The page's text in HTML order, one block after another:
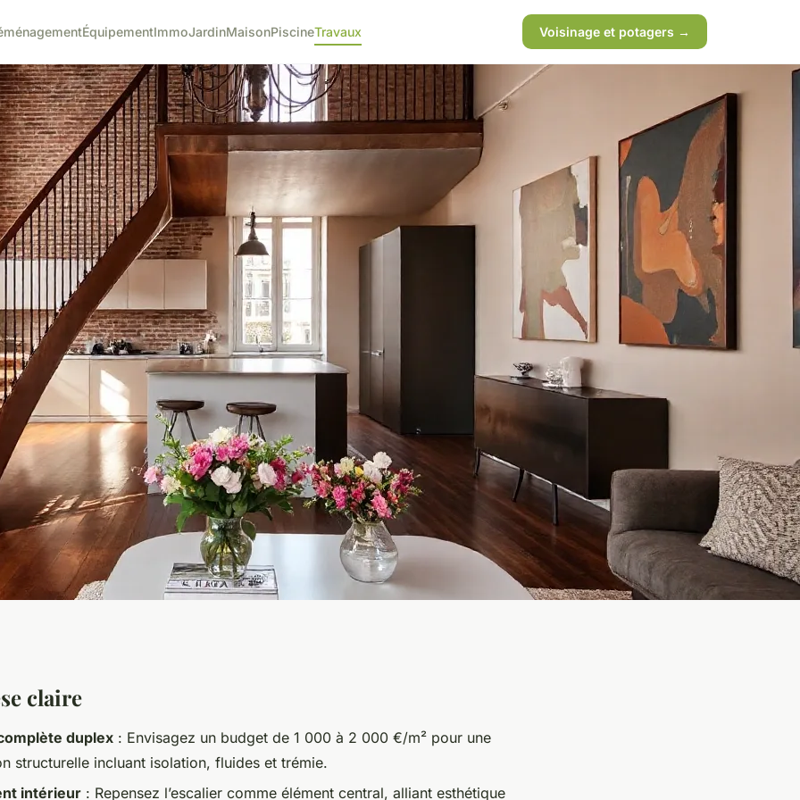
ÉquipementImmoJardinMaisonPiscineTravaux Voisinage et potagers →
la rénovation de
claire
duplex : Envisagez un budget de 1 000 à 2 000 €/m² pour une
structurelle incluant isolation, fluides et trémie.
intérieur : Repensez l’escalier comme élément central, alliant esthétique